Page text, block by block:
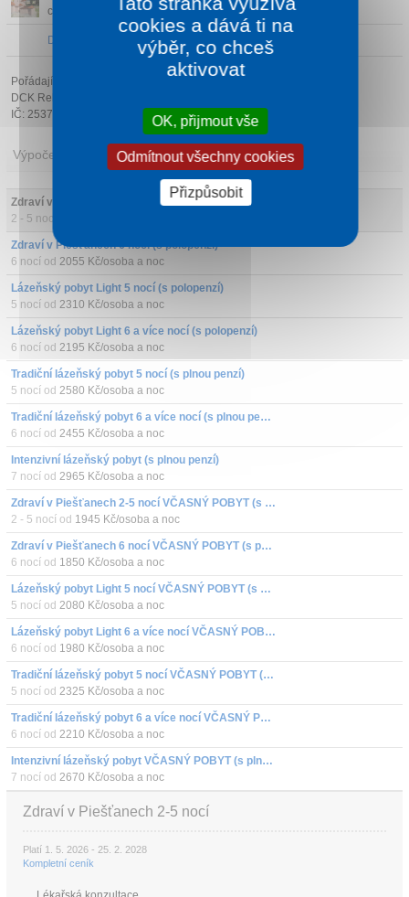
cestovního ruch...
Další atrakce v okolí
Pořádající cestovní kancelář:
DCK Rekrea Ostrava s.r.o.
IČ: 25379178
Výpočet ceny
Zdraví v Piešťanech 2-5 nocí (s polopenzí)
2 - 5 nocí od
Zdraví v Piešťanech 6 nocí (s polopenzí)
6 nocí od 2055 Kč/osoba a noc
Lázeňský pobyt Light 5 nocí (s polopenzí)
5 nocí od 2310 Kč/osoba a noc
Lázeňský pobyt Light 6 a více nocí (s polopenzí)
6 nocí od 2195 Kč/osoba a noc
Tradiční lázeňský pobyt 5 nocí (s plnou penzí)
5 nocí od 2580 Kč/osoba a noc
Tradiční lázeňský pobyt 6 a více nocí (s plnou penzí)
6 nocí od 2455 Kč/osoba a noc
Intenzivní lázeňský pobyt (s plnou penzí)
7 nocí od 2965 Kč/osoba a noc
Zdraví v Piešťanech 2-5 nocí VČASNÝ POBYT (s polopenzí)
2 - 5 nocí od 1945 Kč/osoba a noc
Zdraví v Piešťanech 6 nocí VČASNÝ POBYT (s polopenzí)
6 nocí od 1850 Kč/osoba a noc
Lázeňský pobyt Light 5 nocí VČASNÝ POBYT (s polopenzí)
5 nocí od 2080 Kč/osoba a noc
Lázeňský pobyt Light 6 a více nocí VČASNÝ POBYT (s polopenzí)
6 nocí od 1980 Kč/osoba a noc
Tradiční lázeňský pobyt 5 nocí VČASNÝ POBYT (s plnou penzí)
5 nocí od 2325 Kč/osoba a noc
Tradiční lázeňský pobyt 6 a více nocí VČASNÝ POBYT (s plnou penzí)
6 nocí od 2210 Kč/osoba a noc
Intenzivní lázeňský pobyt VČASNÝ POBYT (s plnou penzí)
7 nocí od 2670 Kč/osoba a noc
Zdraví v Piešťanech 2-5 nocí
Platí 1. 5. 2026 - 25. 2. 2028
Kompletní ceník
cookies a dává ti na
výběr, co chceš
aktivovat
OK, přijmout vše
Odmítnout všechny cookies
Přizpůsobit